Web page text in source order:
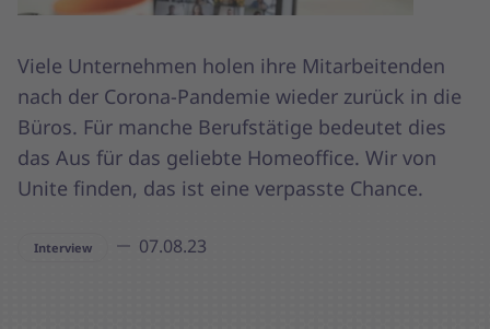
Viele Unternehmen holen ihre Mitarbeitenden
nach der Corona-Pandemie wieder zurück in die
Büros. Für manche Berufstätige bedeutet dies
das Aus für das geliebte Homeoffice. Wir von
Unite finden, das ist eine verpasste Chance.
Interview 07.08.23